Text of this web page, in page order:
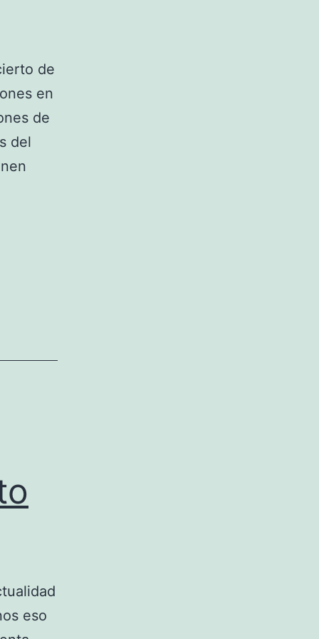
de
en
de
del
eso